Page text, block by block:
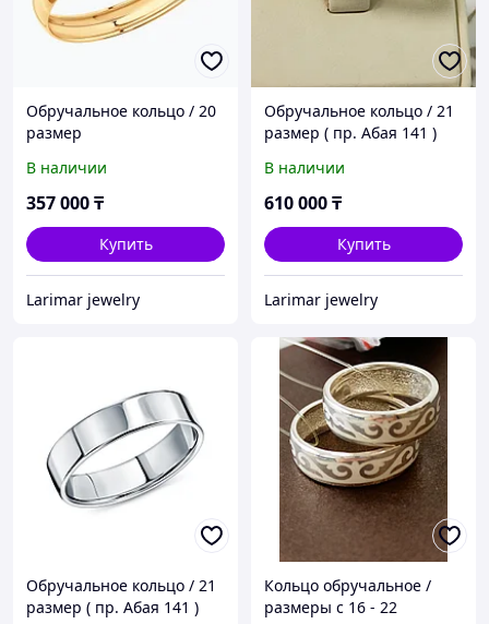
Обручальное кольцо / 20
размер
В наличии
357 000₸
Купить
Larimar jewelry
Обручальное кольцо / 21
размер ( пр. Абая 141 )
В наличии
610 000₸
Купить
Larimar jewelry
Обручальное кольцо / 21
размер ( пр. Абая 141 )
Кольцо обручальное /
размеры с 16 - 22